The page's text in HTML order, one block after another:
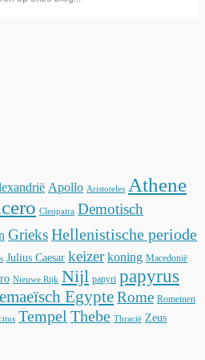
Apollo Aristoteles Athene
Cleopatra Demotisch
GrieksHellenistische periode
Julius Caesar keizer koning Macedonië
Nieuwe Rijk Nijl papyri papyrus
EgypteRome Romeinen
Tempel Thebe Thracië Zeus